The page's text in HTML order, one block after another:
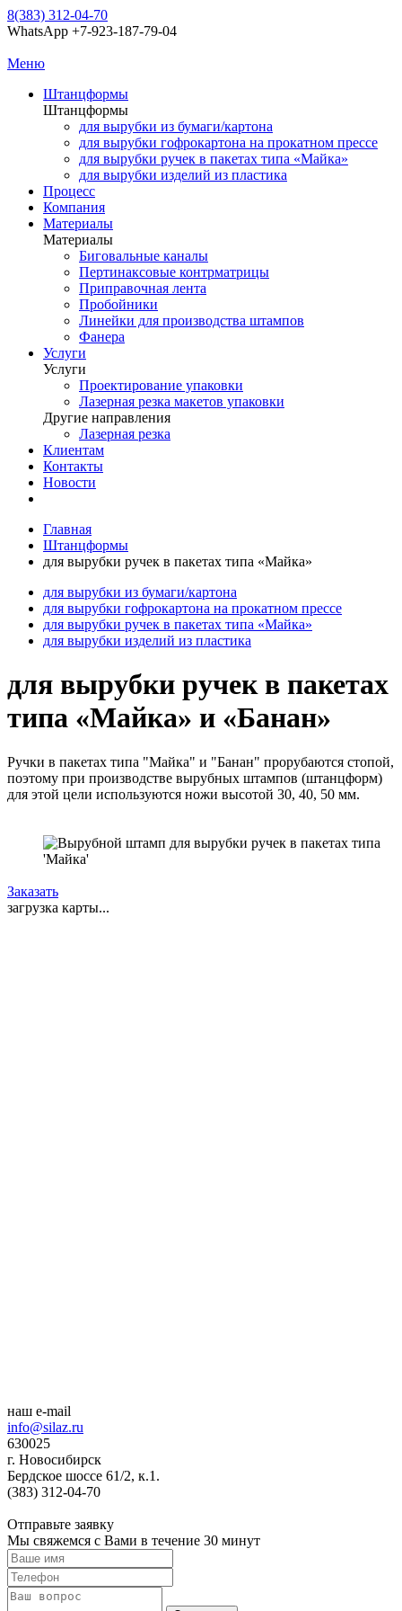
8(383) 312-04-70
WhatsApp +7-923-187-79-04
Меню
Штанцформы
Штанцформы
для вырубки из бумаги/картона
для вырубки гофрокартона на прокатном прессе
для вырубки ручек в пакетах типа «Майка»
для вырубки изделий из пластика
Процесс
Компания
Материалы
Материалы
Биговальные каналы
Пертинаксовые контрматрицы
Приправочная лента
Пробойники
Линейки для производства штампов
Фанера
Услуги
Услуги
Проектирование упаковки
Лазерная резка макетов упаковки
Другие направления
Лазерная резка
Клиентам
Контакты
Новости
Главная
Штанцформы
для вырубки ручек в пакетах типа «Майка»
для вырубки из бумаги/картона
для вырубки гофрокартона на прокатном прессе
для вырубки ручек в пакетах типа «Майка»
для вырубки изделий из пластика
для вырубки ручек в пакетах
типа «Майка» и «Банан»
Ручки в пакетах типа "Майка" и "Банан" прорубаются стопой,
поэтому при производстве вырубных штампов (штанцформ)
для этой цели используются ножи высотой 30, 40, 50 мм.
Заказать
загрузка карты...
наш e-mail
info@silaz.ru
630025
г. Новосибирск
Бердское шоссе 61/2, к.1.
(383) 312-04-70
Отправьте заявку
Мы свяжемся с Вами в течение 30 минут